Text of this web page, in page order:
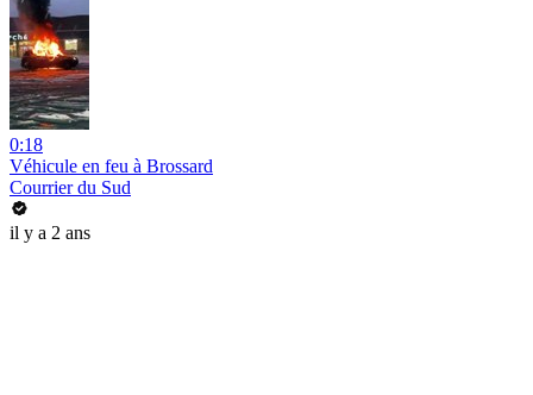
0:18
Véhicule en feu à Brossard
Courrier du Sud
il y a 2 ans